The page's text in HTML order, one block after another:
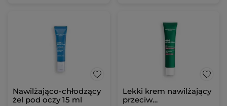
Nawilżająco-chłodzący
żel pod oczy 15 ml
Lekki krem nawilżający
przeciw